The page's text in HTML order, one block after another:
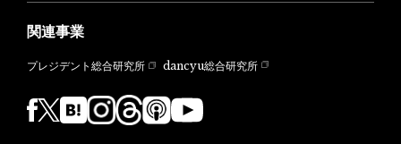
関連事業
プレジデント総合研究所 dancyu総合研究所